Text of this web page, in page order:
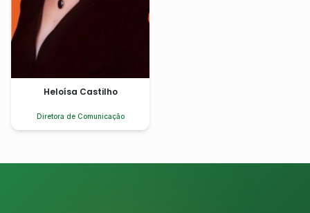
Heloísa Castilho
Diretora de Comunicação